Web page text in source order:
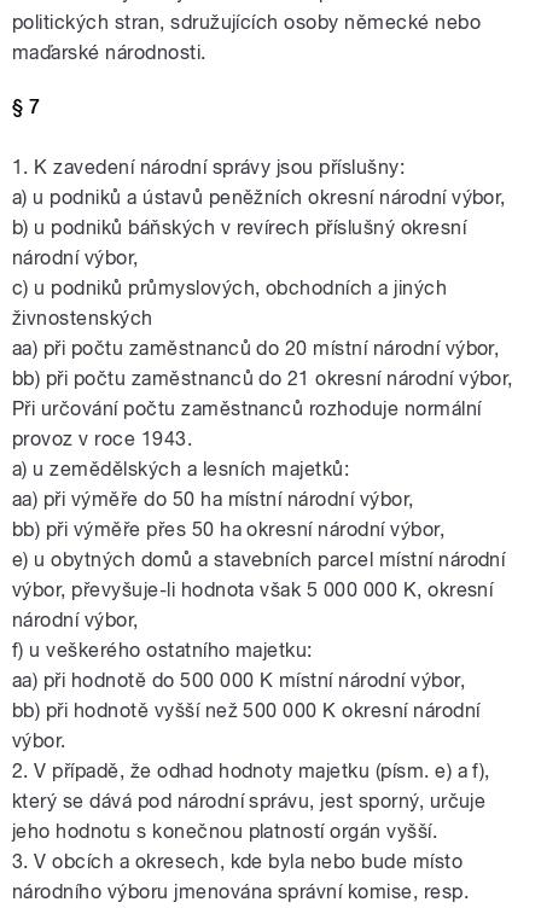
politických stran, sdružujících osoby německé nebo
maďarské národnosti.
§ 7
1. K zavedení národní správy jsou příslušny:
a) u podniků a ústavů peněžních okresní národní výbor,
b) u podniků báňských v revírech příslušný okresní
národní výbor,
c) u podniků průmyslových, obchodních a jiných
živnostenských
aa) při počtu zaměstnanců do 20 místní národní výbor,
bb) při počtu zaměstnanců do 21 okresní národní výbor,
Při určování počtu zaměstnanců rozhoduje normální
provoz v roce 1943.
a) u zemědělských a lesních majetků:
aa) při výměře do 50 ha místní národní výbor,
bb) při výměře přes 50 ha okresní národní výbor,
e) u obytných domů a stavebních parcel místní národní
výbor, převyšuje-li hodnota však 5 000 000 K, okresní
národní výbor,
f) u veškerého ostatního majetku:
aa) při hodnotě do 500 000 K místní národní výbor,
bb) při hodnotě vyšší než 500 000 K okresní národní
výbor.
2. V případě, že odhad hodnoty majetku (písm. e) a f),
který se dává pod národní správu, jest sporný, určuje
jeho hodnotu s konečnou platností orgán vyšší.
3. V obcích a okresech, kde byla nebo bude místo
národního výboru jmenována správní komise, resp.